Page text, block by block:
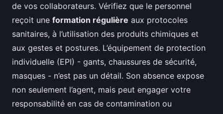
de vos collaborateurs. Vérifiez que le personnel
reçoit une formation régulière aux protocoles
sanitaires, à l’utilisation des produits chimiques et
aux gestes et postures. L’équipement de protection
individuelle (EPI) - gants, chaussures de sécurité,
masques - n’est pas un détail. Son absence expose
non seulement l’agent, mais peut engager votre
responsabilité en cas de contamination ou